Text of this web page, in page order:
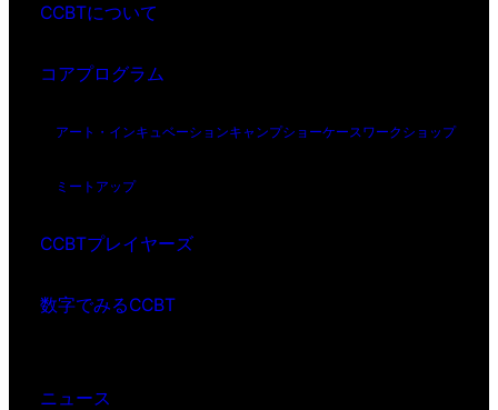
CCBTについて
コアプログラム
アート・インキュベーションキャンプショーケースワークショップ
ミートアップ
CCBTプレイヤーズ
数字でみるCCBT
ニュース